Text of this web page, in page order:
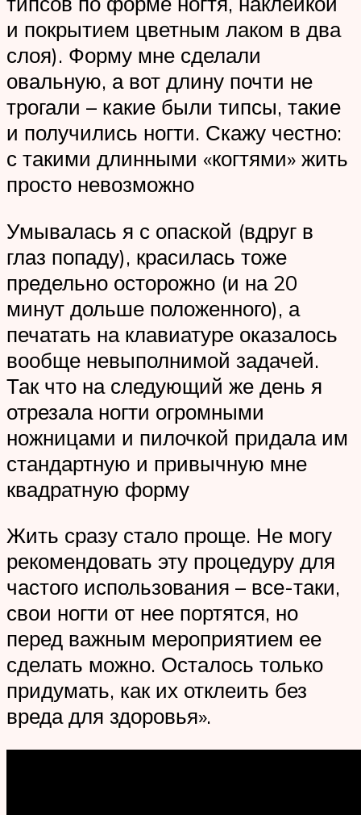
и покрытием цветным лаком в два
слоя). Форму мне сделали
овальную, а вот длину почти не
трогали – какие были типсы, такие
и получились ногти. Скажу честно:
с такими длинными «когтями» жить
просто невозможно
Умывалась я с опаской (вдруг в
глаз попаду), красилась тоже
предельно осторожно (и на 20
минут дольше положенного), а
печатать на клавиатуре оказалось
вообще невыполнимой задачей.
Так что на следующий же день я
отрезала ногти огромными
ножницами и пилочкой придала им
стандартную и привычную мне
квадратную форму
Жить сразу стало проще. Не могу
рекомендовать эту процедуру для
частого использования – все-таки,
свои ногти от нее портятся, но
перед важным мероприятием ее
сделать можно. Осталось только
придумать, как их отклеить без
вреда для здоровья».